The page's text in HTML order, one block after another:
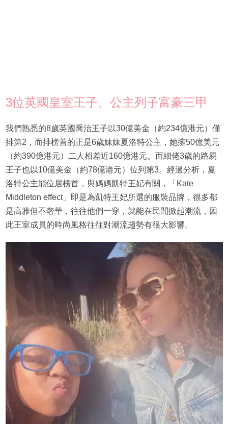
3位英國皇室王子、公主列子富豪三甲
我們熟悉的8歲英國喬治王子以30億美金（約234億港元）僅
排第2，而排榜首的正是6歲妹妹夏洛特公主，她擁50億美元
（約390億港元）二人相差近160億港元。而細佬3歲的路易
王子也以10億美金（約78億港元）位列第3。經過分析，夏
洛特公主能位居榜首，與媽媽凱特王妃有關，「Kate
Middleton effect」即是為凱特王妃所選的服裝品牌，很多都
是高雅但不奢華，往往他們一穿，就能在民間掀起潮流，因
此王室成員的時尚風格往往對潮流趨勢有很大影響。